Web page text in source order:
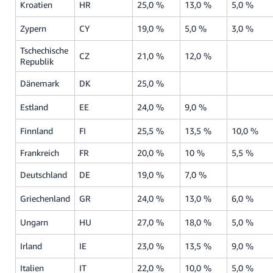
本
語
-
JP
한
국
어
KR
Kroatien HR 25,0 % 13,0 % 5,0 %
Zypern CY 19,0 % 5,0 % 3,0 %
Tschechische
Republik
CZ 21,0 % 12,0 %
Dänemark DK 25,0 %
Estland EE 24,0 % 9,0 %
Finnland FI 25,5 % 13,5 % 10,0 %
Frankreich FR 20,0 % 10 % 5,5 %
Deutschland DE 19,0 % 7,0 %
Griechenland GR 24,0 % 13,0 % 6,0 %
Ungarn HU 27,0 % 18,0 % 5,0 %
Irland IE 23,0 % 13,5 % 9,0 %
Italien IT 22,0 % 10,0 % 5,0 %